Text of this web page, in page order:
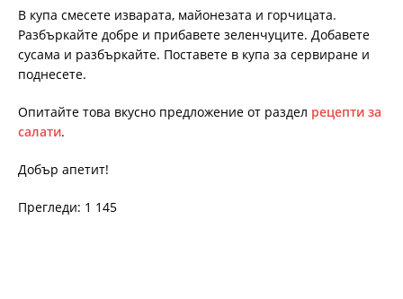
В купа смесете изварата, майонезата и горчицата.
Разбъркайте добре и прибавете зеленчуците. Добавете
сусама и разбъркайте. Поставете в купа за сервиране и
поднесете.
Опитайте това вкусно предложение от раздел рецепти за
салати.
Добър апетит!
Прегледи: 1 145